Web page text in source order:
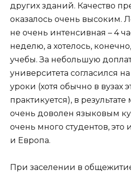
других зданий. Качество
оказалось очень высоким.
не очень интенсивная – 4
неделю, а хотелось,
учебы. За небольшую
университета согласился
уроки (хотя обычно в вузах
практикуется), в
очень доволен языковым
очень много студентов,
и Европа.
При заселении в